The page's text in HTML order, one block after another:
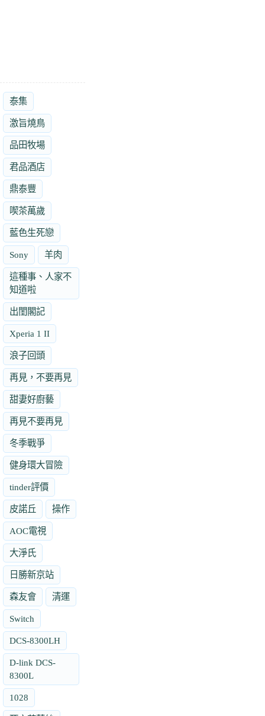
泰集
激旨燒鳥
品田牧場
君品酒店
鼎泰豐
喫茶萬歲
藍色生死戀
Sony 羊肉
這種事、人家不
知道啦
出閨閣記
Xperia 1 II
浪子回頭
再見，不要再見
甜妻好廚藝
再見不要再見
冬季戰爭
健身環大冒險
tinder評價
皮諾丘 操作
AOC電視
大淨氏
日勝新京站
森友會 清運
Switch
DCS-8300LH
D-link DCS-
8300L
1028